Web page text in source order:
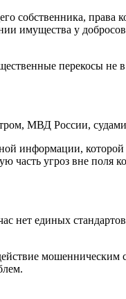
собственника,
имущества у
перекосы не в
МВД России,
информации,
часть угроз вне поля
нет единых